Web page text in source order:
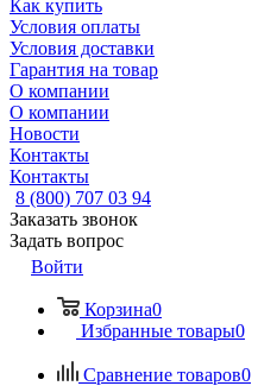
Как купить
Условия оплаты
Условия доставки
Гарантия на товар
О компании
О компании
Новости
Контакты
Контакты
8 (800) 707 03 94
Заказать звонок
Задать вопрос
Войти
Корзина0
Избранные товары0
Сравнение товаров0